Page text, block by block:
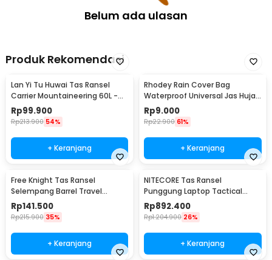
Belum ada ulasan
Produk Rekomendasi
Lan Yi Tu Huwai Tas Ransel
Carrier Mountaineering 60L -
GC64
Rp99.900
Rp213.900 54%
+ Keranjang
Rhodey Rain Cover Bag
Waterproof Universal Jas Hujan
Tas Ransel 30-40L - WB20
Rp9.000
Rp22.900 61%
+ Keranjang
Free Knight Tas Ransel
Selempang Barrel Travel
Mountaineering Canvas -
CC05
Rp141.500
Rp215.900 35%
+ Keranjang
NITECORE Tas Ransel
Punggung Laptop Tactical
Backpack Outdoor - BP20
Rp892.400
Rp1.204.900 26%
+ Keranjang